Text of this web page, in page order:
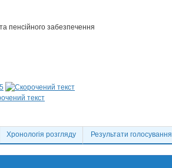
пенсійного забезпечення
Хронологія розгляду Результати голосування